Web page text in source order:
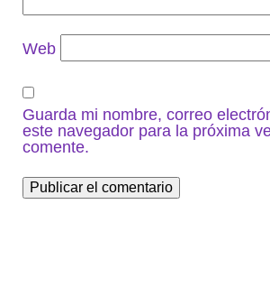
Web
Guarda mi nombre, correo
este navegador para la próxima
comente.